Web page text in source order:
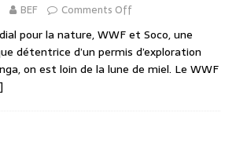
BEF Comments Off
pour la nature, WWF et Soco, une
détentrice d’un permis d’exploration
on est loin de la lune de miel. Le WWF